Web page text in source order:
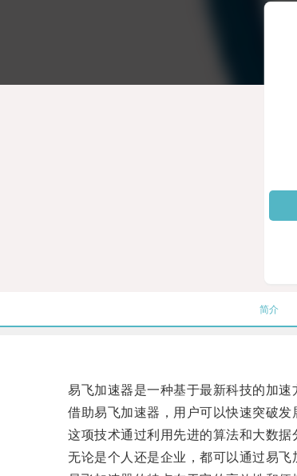
简介
易飞加速器是一种基于最新科技的加速
借助易飞加速器，用户可以快速突破发
这项技术通过利用先进的算法和大数据
无论是个人还是企业，都可以通过易飞